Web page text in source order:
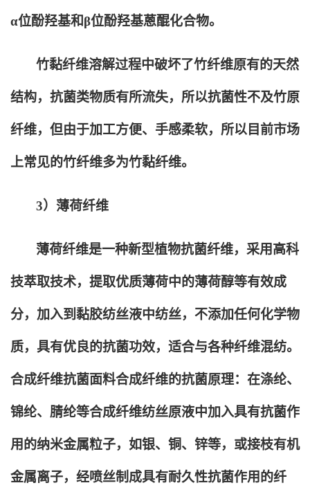
α位酚羟基和β位酚羟基蒽醌化合物。
竹黏纤维溶解过程中破坏了竹纤维原有的天然
结构，抗菌类物质有所流失，所以抗菌性不及竹原
纤维，但由于加工方便、手感柔软，所以目前市场
上常见的竹纤维多为竹黏纤维。
3）薄荷纤维
薄荷纤维是一种新型植物抗菌纤维，采用高科
技萃取技术，提取优质薄荷中的薄荷醇等有效成
分，加入到黏胶纺丝液中纺丝，不添加任何化学物
质，具有优良的抗菌功效，适合与各种纤维混纺。
合成纤维抗菌面料合成纤维的抗菌原理：在涤纶、
锦纶、腈纶等合成纤维纺丝原液中加入具有抗菌作
用的纳米金属粒子，如银、铜、锌等，或接枝有机
金属离子，经喷丝制成具有耐久性抗菌作用的纤